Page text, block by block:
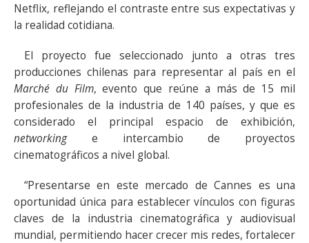
Netflix, reflejando el contraste entre sus expectativas y
la realidad cotidiana.
El proyecto fue seleccionado junto a otras tres
producciones chilenas para representar al país en el
Marché du Film, evento que reúne a más de 15 mil
profesionales de la industria de 140 países, y que es
considerado el principal espacio de exhibición,
networkinge intercambio de proyectos
cinematográficos a nivel global.
“Presentarse en este mercado de Cannes es una
oportunidad única para establecer vínculos con figuras
claves de la industria cinematográfica y audiovisual
mundial, permitiendo hacer crecer mis redes, fortalecer